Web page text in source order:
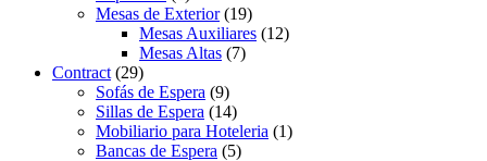
Mesas de Exterior(19)
Mesas Auxiliares (12)
Mesas Altas (7)
Contract (29)
Sofás de Espera (9)
Sillas de Espera (14)
Mobiliario para Hoteleria (1)
Bancas de Espera (5)